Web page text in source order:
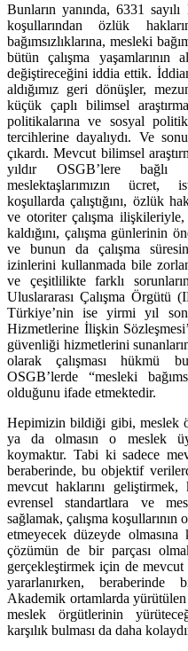
Bunların yanında, 6331
koşullarından özlük
bağımsızlıklarına, mesleki
bütün çalışma yaşamlarının
değiştireceğini iddia ettik.
aldığımız geri dönüşler,
küçük çaplı bilimsel
politikalarına ve sosyal
tercihlerine dayalıydı. Ve
çıkardı. Mevcut bilimsel
yıldır OSGB’lere
meslektaşlarımızın ücret,
koşullarda çalıştığını, özlük
ve otoriter çalışma ilişkileriyle,
kaldığını, çalışma günlerinin
ve bunun da çalışma
izinlerini kullanmada bile
ve çeşitlilikte farklı
Uluslararası Çalışma Örgütü
Türkiye’nin ise yirmi yıl
Hizmetlerine İlişkin
güvenliği hizmetlerini
olarak çalışması hükmü
OSGB’lerde “mesleki
olduğunu ifade etmektedir.
Hepimizin bildiği gibi, meslek
ya da olmasın o meslek
koymaktır. Tabi ki sadece
beraberinde, bu objektif
mevcut haklarını geliştirmek,
evrensel standartlara ve
sağlamak, çalışma koşullarının
etmeyecek düzeyde
çözümün de bir parçası
gerçekleştirmek için de
yararlanırken, beraberinde
Akademik ortamlarda
meslek örgütlerinin
karşılık bulması da daha